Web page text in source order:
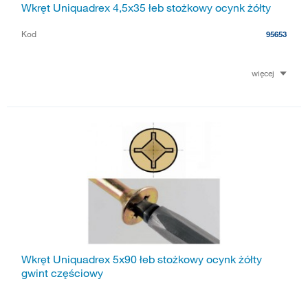
Wkręt Uniquadrex 4,5x35 łeb stożkowy ocynk żółty
Kod 95653
więcej
Wkręt Uniquadrex 5x90 łeb stożkowy ocynk żółty
gwint częściowy